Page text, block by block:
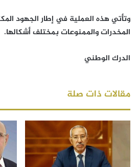
وتأتي هذه العملية في إطار الجهود
المخدرات والممنوعات بمختلف أشكالها.
الدرك الوطني
مقالات ذات صلة